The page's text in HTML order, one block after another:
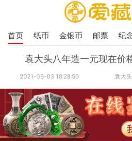
首页 纸币 金银币 邮票 纪
袁大头八年造一元现在价
2021-06-03 18:28:50 袁大头